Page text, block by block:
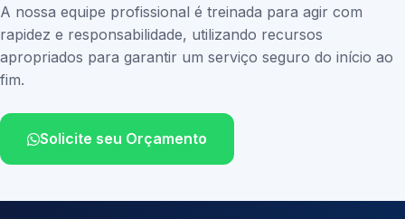
A nossa equipe profissional é treinada para agir com
rapidez e responsabilidade, utilizando recursos
apropriados para garantir um serviço seguro do início ao
fim.
Solicite seu Orçamento